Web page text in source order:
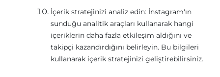
İçerik stratejinizi analiz edin: İnstagram'ın
sunduğu analitik araçları kullanarak hangi
içeriklerin daha fazla etkileşim aldığını ve
takipçi kazandırdığını belirleyin. Bu bilgileri
kullanarak içerik stratejinizi geliştirebilirsiniz.